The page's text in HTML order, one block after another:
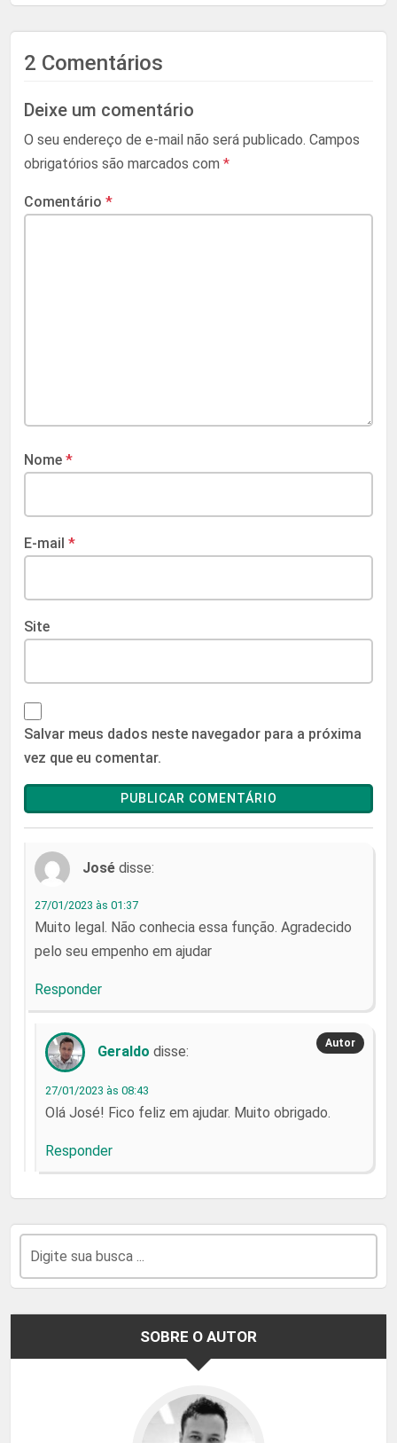
2 Comentários
Deixe um comentário
O seu endereço de e-mail não será publicado. Campos
obrigatórios são marcados com *
Comentário *
Nome *
E-mail *
Site
Salvar meus dados neste navegador para a próxima
vez que eu comentar.
José disse:
27/01/2023 às 01:37
Muito legal. Não conhecia essa função. Agradecido
pelo seu empenho em ajudar
Responder
Geraldo disse:
27/01/2023 às 08:43
Olá José! Fico feliz em ajudar. Muito obrigado.
Responder
SOBRE O AUTOR